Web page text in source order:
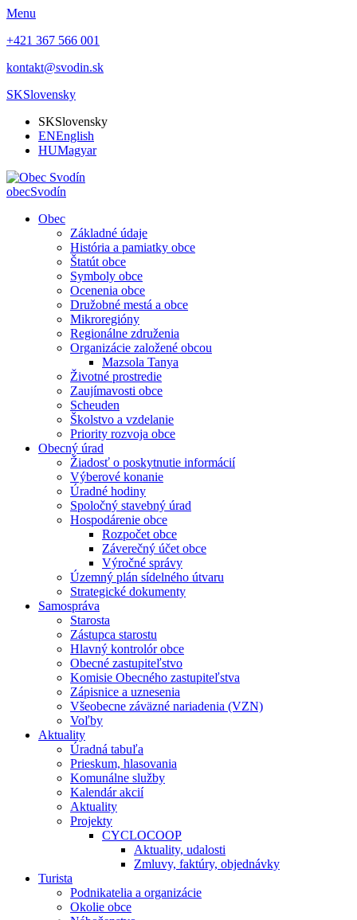
Menu
+421 367 566 001
kontakt@svodin.sk
SKSlovensky
SKSlovensky
ENEnglish
HUMagyar
obecSvodín
Obec
Základné údaje
História a pamiatky obce
Štatút obce
Symboly obce
Ocenenia obce
Družobné mestá a obce
Mikroregióny
Regionálne združenia
Organizácie založené obcou
Mazsola Tanya
Životné prostredie
Zaujímavosti obce
Scheuden
Školstvo a vzdelanie
Priority rozvoja obce
Obecný úrad
Žiadosť o poskytnutie informácií
Výberové konanie
Úradné hodiny
Spoločný stavebný úrad
Hospodárenie obce
Rozpočet obce
Záverečný účet obce
Výročné správy
Územný plán sídelného útvaru
Strategické dokumenty
Samospráva
Starosta
Zástupca starostu
Hlavný kontrolór obce
Obecné zastupiteľstvo
Komisie Obecného zastupiteľstva
Zápisnice a uznesenia
Všeobecne záväzné nariadenia (VZN)
Voľby
Aktuality
Úradná tabuľa
Prieskum, hlasovania
Komunálne služby
Kalendár akcií
Aktuality
Projekty
CYCLOCOOP
Aktuality, udalosti
Zmluvy, faktúry, objednávky
Turista
Podnikatelia a organizácie
Okolie obce